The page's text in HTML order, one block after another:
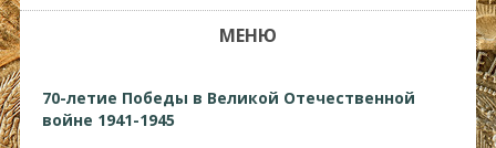
МЕНЮ
70-летие Победы в Великой Отечественной
войне 1941-1945